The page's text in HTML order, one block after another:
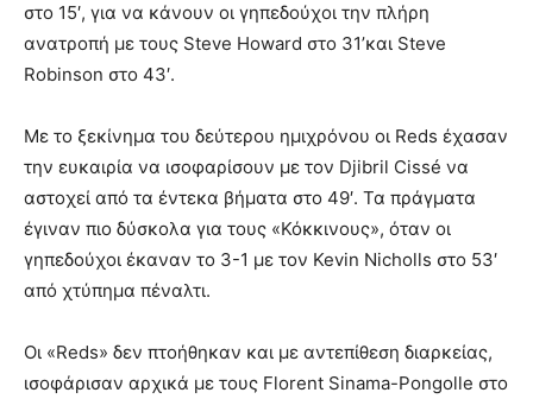
στο 15′, για να κάνουν οι γηπεδούχοι την πλήρη
ανατροπή με τους Steve Howard στο 31’και Steve
Robinson στο 43′.
Με το ξεκίνημα του δεύτερου ημιχρόνου οι Reds έχασαν
την ευκαιρία να ισοφαρίσουν με τον Djibril Cissé να
αστοχεί από τα έντεκα βήματα στο 49′. Τα πράγματα
έγιναν πιο δύσκολα για τους «Κόκκινους», όταν οι
γηπεδούχοι έκαναν το 3-1 με τον Kevin Nicholls στο 53′
από χτύπημα πέναλτι.
Οι «Reds» δεν πτοήθηκαν και με αντεπίθεση διαρκείας,
ισοφάρισαν αρχικά με τους Florent Sinama-Pongolle στο